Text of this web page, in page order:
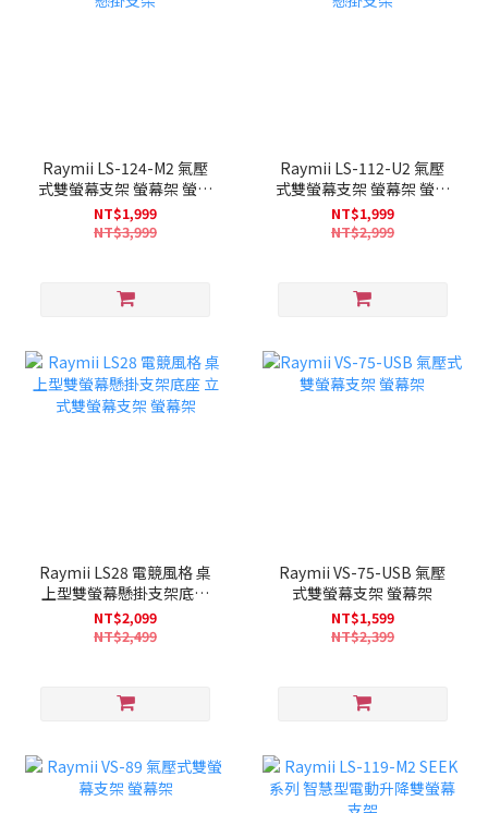
Raymii LS-124-M2 氣壓
式雙螢幕支架 螢幕架 螢幕
伸縮懸掛支架
NT$1,999
NT$3,999
Raymii LS-112-U2 氣壓
式雙螢幕支架 螢幕架 螢幕
伸縮懸掛支架
NT$1,999
NT$2,999
Raymii LS28 電競風格 桌
上型雙螢幕懸掛支架底座
立式雙螢幕支架 螢幕架
NT$2,099
NT$2,499
Raymii VS-75-USB 氣壓
式雙螢幕支架 螢幕架
NT$1,599
NT$2,399